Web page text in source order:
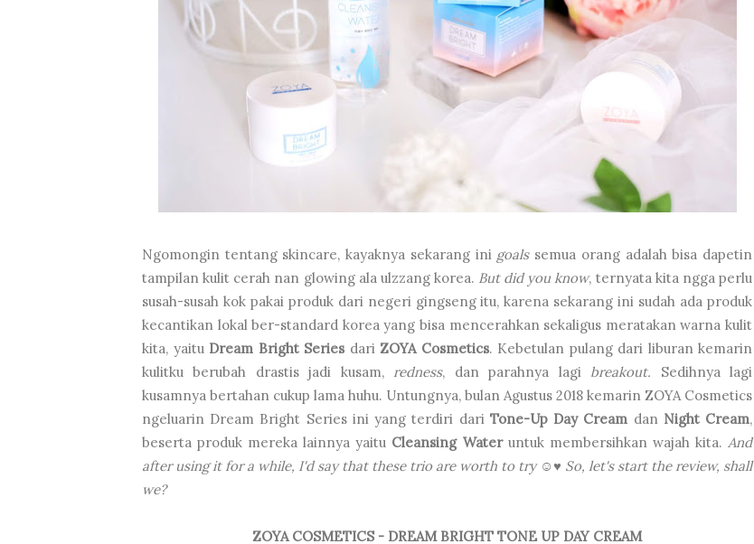
Ngomongin tentang skincare, kayaknya sekarang ini goals semua orang adalah bisa dapetin
tampilan kulit cerah nan glowing ala ulzzang korea. But did you know, ternyata kita ngga perlu
susah-susah kok pakai produk dari negeri gingseng itu, karena sekarang ini sudah ada produk
kecantikan lokal ber-standard korea yang bisa mencerahkan sekaligus meratakan warna kulit
kita, yaitu Dream Bright Series dariZOYA Cosmetics. Kebetulan pulang dari liburan kemarin
kulitku berubah drastis jadi kusam, redness, dan parahnya lagi breakout. Sedihnya lagi
kusamnya bertahan cukup lama huhu. Untungnya, bulan Agustus 2018 kemarin ZOYA Cosmetics
ngeluarin Dream Bright Series ini yang terdiri dari Tone-Up Day Cream dan Night Cream,
beserta produk mereka lainnya yaitu Cleansing Wateruntuk membersihkan wajah kita.And
after using it for a while, I'd say that these trio are worth to try☺♥ So, let's start the review, shall
we?
ZOYA COSMETICS - DREAM BRIGHT TONE UP DAY CREAM